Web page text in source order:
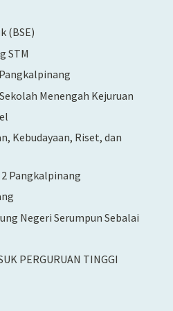
(BSE)
STM
Menengah Kejuruan
Kebudayaan, Riset, dan
Pangkalpinang
Negeri Serumpun Sebalai
PERGURUAN TINGGI